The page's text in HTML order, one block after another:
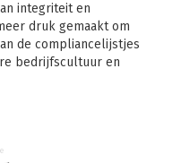
integriteit en
druk gemaakt om
de compliancelijstjes
bedrijfscultuur en
van waar deze regels ooit